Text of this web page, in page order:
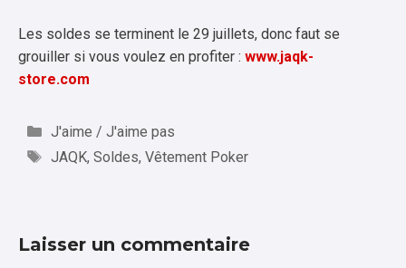
Les soldes se terminent le 29 juillets, donc faut se
grouiller si vous voulez en profiter : www.jaqk-
store.com
Catégories
J'aime / J'aime pas
Étiquettes
JAQK, Soldes, Vêtement Poker
Laisser un commentaire